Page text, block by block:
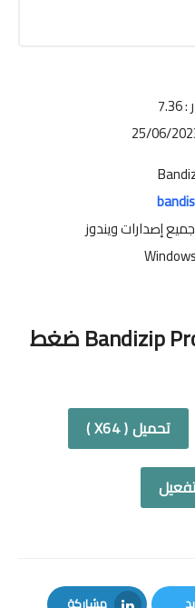
إصدارات ويندوز
برنامج Bandizip Professional 7.36 ضغط
تحميل ( X64 )
مشاركة